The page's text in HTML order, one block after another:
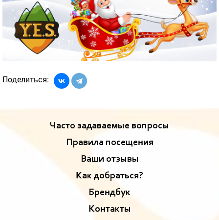
Поделиться:
Часто задаваемые вопросы
Правила посещения
Ваши отзывы
Как добраться?
Брендбук
Контакты